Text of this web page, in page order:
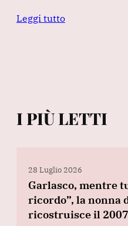
Leggi tutto
I PIÙ LETTI
28 Luglio 2026
Garlasco, mentre
ricordo”, la nonna
ricostruisce il